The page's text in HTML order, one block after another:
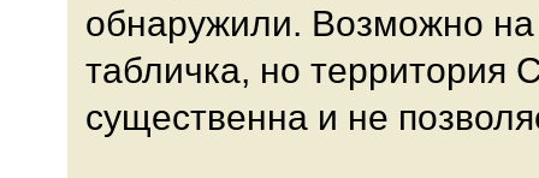
обнаружили. Возможно
табличка, но территория
существенна и не